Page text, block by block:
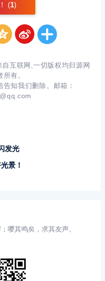
(1)
互联网,一切版权均归源网
有。
知我们删除。邮箱：
发光
景！
嘤其鸣矣，求其友声。